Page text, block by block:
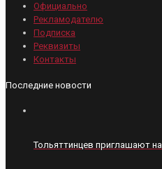
Официально
Рекламодателю
Подписка
Реквизиты
Контакты
Последние новости
Тольяттинцев приглашают